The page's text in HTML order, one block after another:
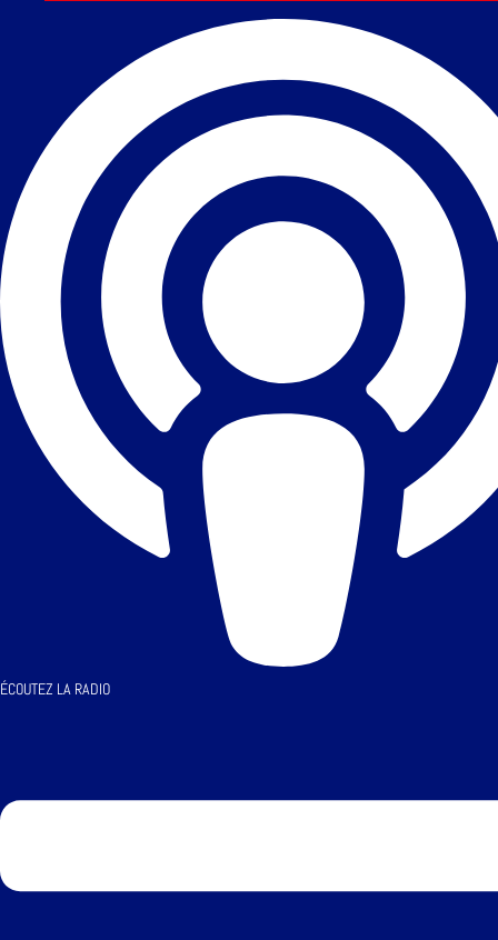
ÉCOUTEZ LA RADIO